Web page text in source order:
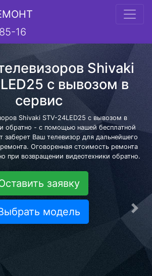
16
Shivaki
с вывозом в
сервис
Shivaki STV-24LED25 с вывозом в
обратно - с помощью нашей бесплатной
заберет Ваш телевизор для дальнейшего
Оговоренная стоимость ремонта
при возвращении видеотехники обратно.
заявку
модель